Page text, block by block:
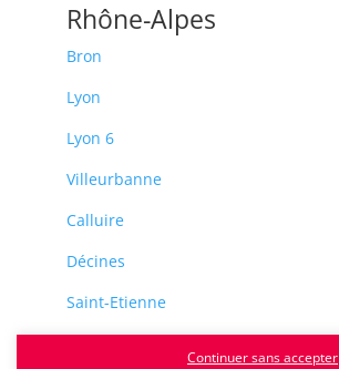
Rhône-Alpes
Bron
Lyon
Lyon 6
Villeurbanne
Calluire
Décines
Saint-Etienne
Continuer sans accepter